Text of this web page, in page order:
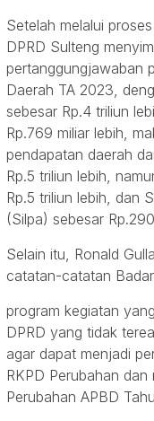
Setelah melalui
DPRD Sulteng
pertanggungjawaban
Daerah TA 2023,
sebesar Rp.4 triliun
Rp.769 miliar lebih,
pendapatan daerah
Rp.5 triliun lebih,
Rp.5 triliun lebih, dan
(Silpa) sebesar
Selain itu, Ronald
catatan-catatan
program kegiatan
DPRD yang tidak
agar dapat menjadi
RKPD Perubahan
Perubahan APBD